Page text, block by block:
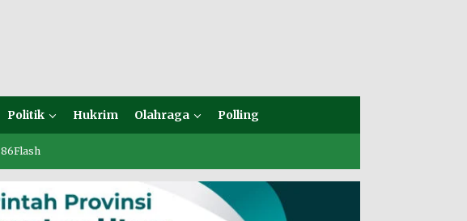
Politik Hukrim Olahraga Polling
86Flash